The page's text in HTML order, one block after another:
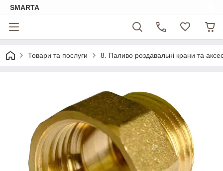
SMARTA
Товари та послуги 8. Паливо роздавальні крани та